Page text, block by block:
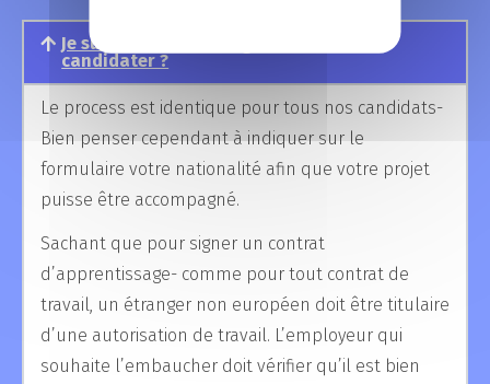
Je suis étudiant étranger, comment
candidater ?
Le process est identique pour tous nos candidats-
Bien penser cependant à indiquer sur le
formulaire votre nationalité afin que votre projet
puisse être accompagné.
Sachant que pour signer un contrat
d’apprentissage- comme pour tout contrat de
travail, un étranger non européen doit être titulaire
d’une autorisation de travail. L’employeur qui
souhaite l’embaucher doit vérifier qu’il est bien